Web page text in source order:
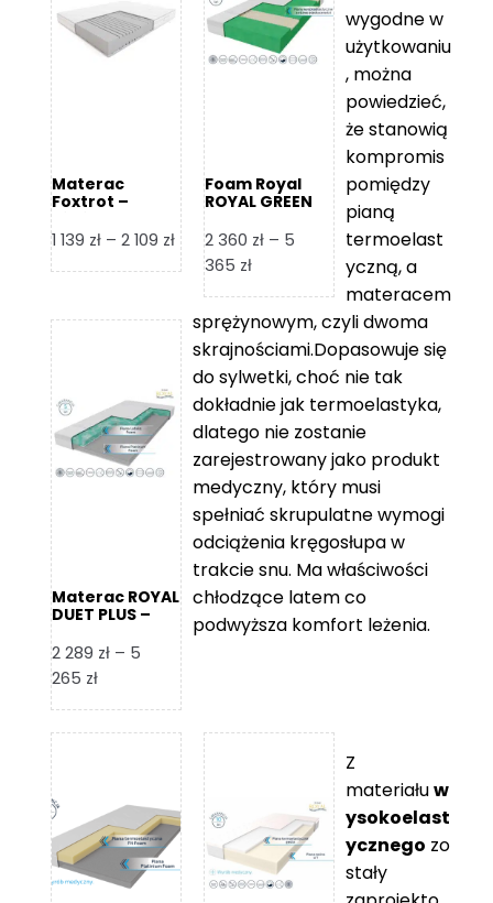
Materac
Foxtrot –
1 139 zł – 2 109 złZakres
cen:
1
139 zł
do
2
109 zł
Foam Royal
ROYAL GREEN
piankowy
2 360 zł – 5
365 złZakres
od
2
360 zł
5
365 zł
Materac ROYAL
DUET PLUS –
2 289 zł – 5
265 złZakres
od
do
5
265 zł
wygodne w
użytkowaniu
, można
powiedzieć,
że stanowią
kompromis
pomiędzy
pianą
termoelast
yczną, a
materacem
sprężynowym, czyli dwoma
skrajnościami.Dopasowuje się
do sylwetki, choć nie tak
dokładnie jak termoelastyka,
dlatego nie zostanie
zarejestrowany jako produkt
medyczny, który musi
spełniać skrupulatne wymogi
odciążenia kręgosłupa w
trakcie snu. Ma właściwości
chłodzące latem co
podwyższa komfort leżenia.
Z
materiałuw
ysokoelast
ycznego zo
stały